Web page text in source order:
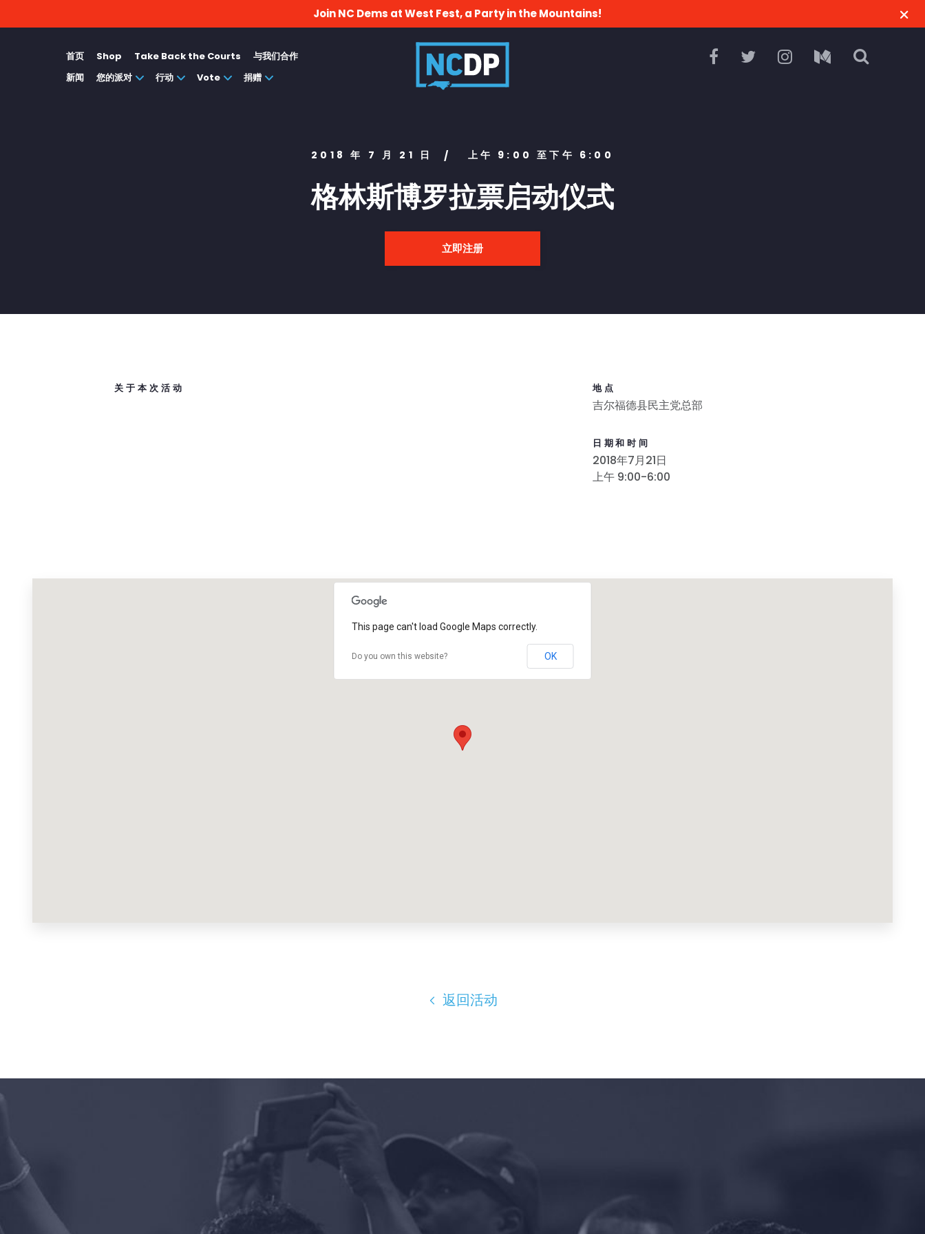
与我们合作
行动
Vote
捐赠
Join NC Dems at West Fest, a Party in the Mountains!
首页 Shop Take Back the Courts
与我们合作
新闻
您的派对 行动 Vote 捐赠
2018 年 7 月 21 日 / 上午 9:00 至下午 6:00
格林斯博罗拉票启动仪式
立即注册
关于本次活动 地点
吉尔福德县民主党总部
日期和时间
2018年7月21日
上午 9:00-6:00
This page can't load Google Maps correctly.
Do you own this website? OK
返回活动